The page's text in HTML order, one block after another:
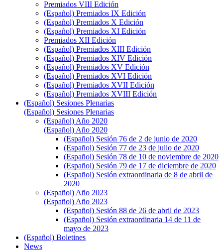
Premiados VIII Edición
(Español) Premiados IX Edición
(Español) Premiados X Edición
(Español) Premiados XI Edición
Premiados XII Edición
(Español) Premiados XIII Edición
(Español) Premiados XIV Edición
(Español) Premiados XV Edición
(Español) Premiados XVI Edición
(Español) Premiados XVII Edición
(Español) Premiados XVIII Edición
(Español) Sesiones Plenarias
(Español) Sesiones Plenarias
(Español) Año 2020
(Español) Año 2020
(Español) Sesión 76 de 2 de junio de 2020
(Español) Sesión 77 de 23 de julio de 2020
(Español) Sesión 78 de 10 de noviembre de 2020
(Español) Sesión 79 de 17 de diciembre de 2020
(Español) Sesión extraordinaria de 8 de abril de
2020
(Español) Año 2023
(Español) Año 2023
(Español) Sesión 88 de 26 de abril de 2023
(Español) Sesión extraordinaria 14 de 11 de
mayo de 2023
(Español) Boletines
News